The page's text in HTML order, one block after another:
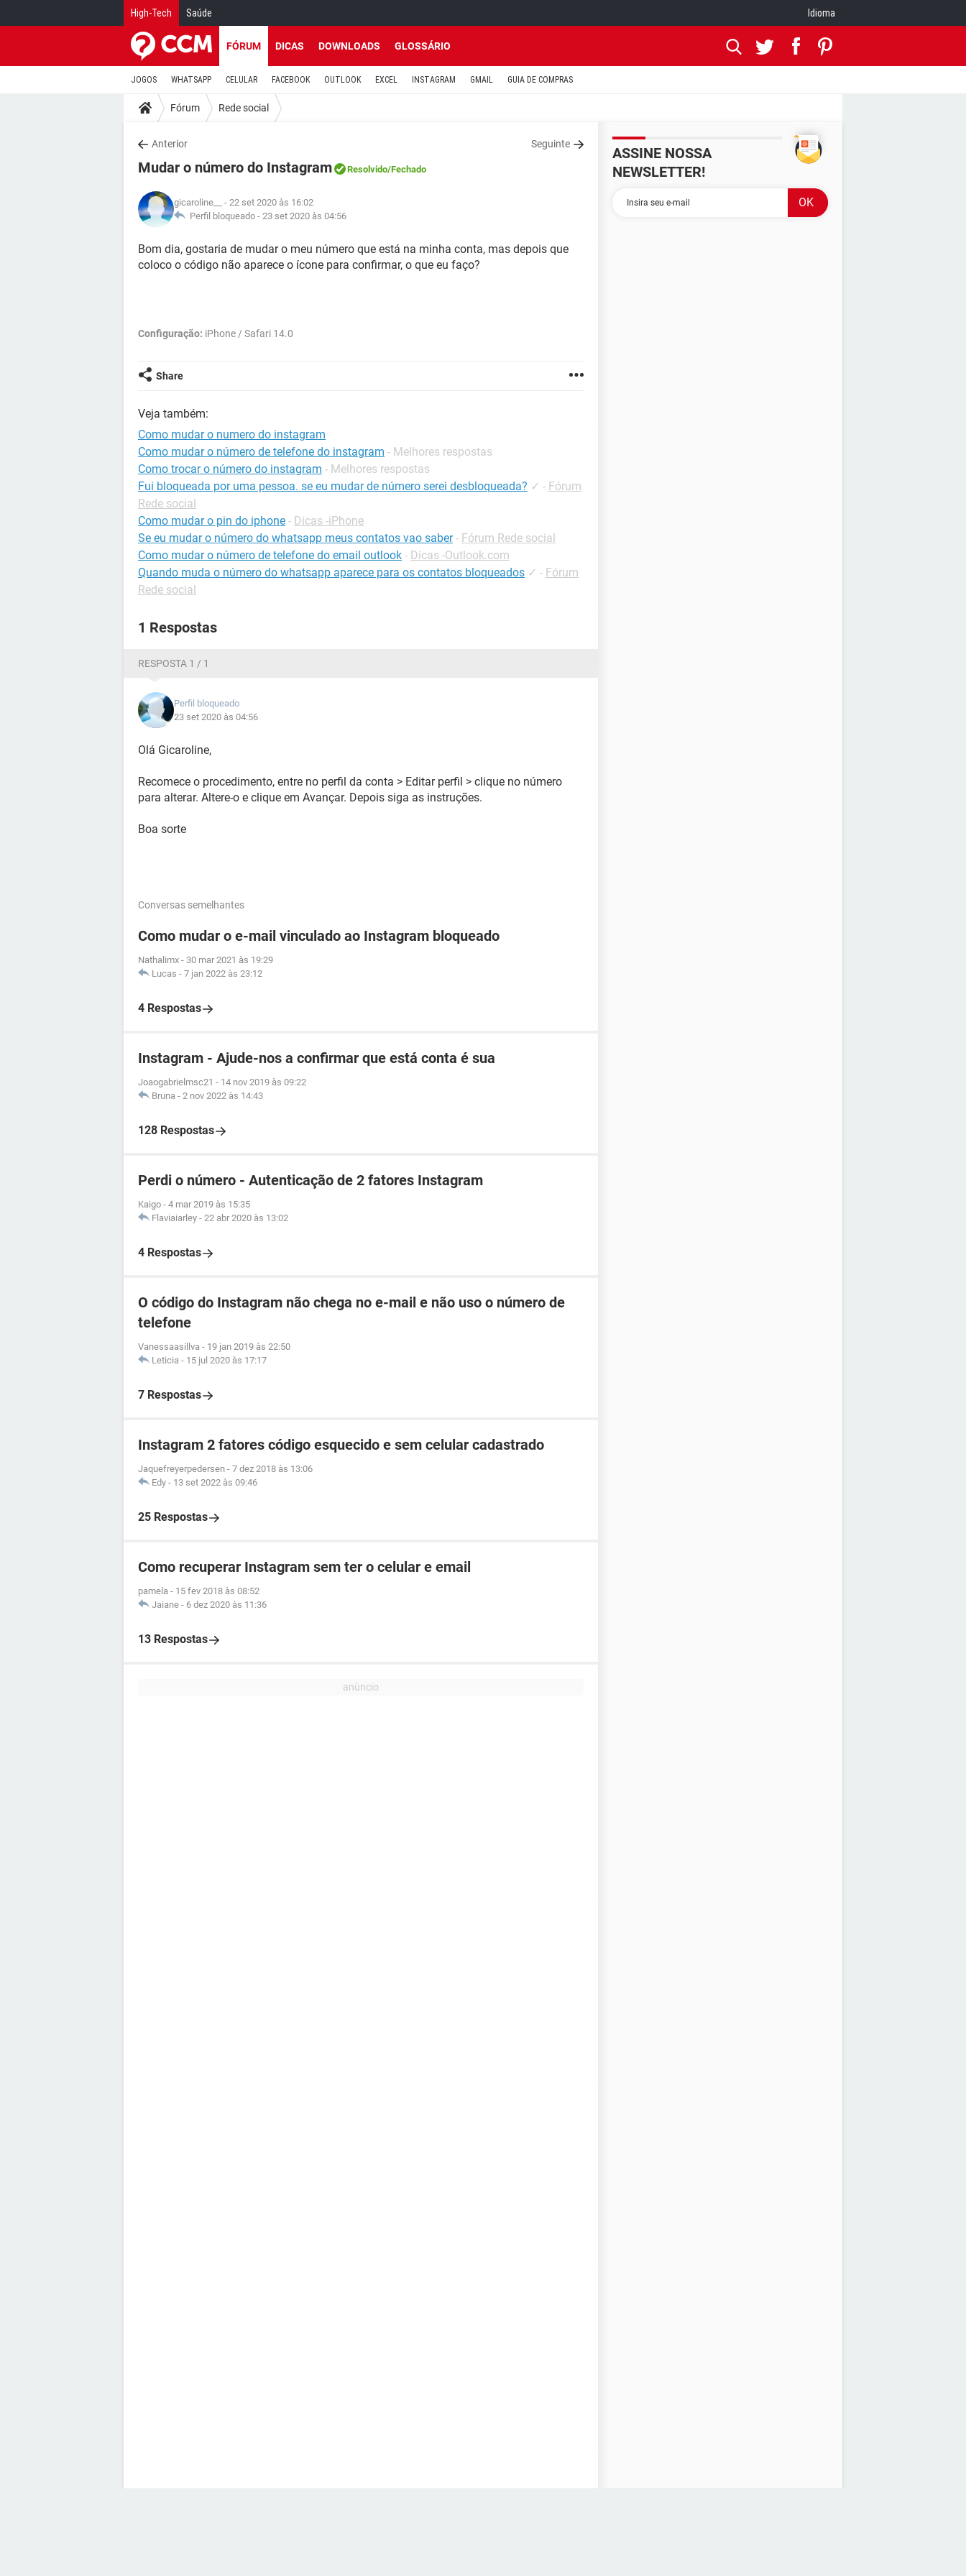
High-Tech Saúde Idioma
FÓRUM DICAS DOWNLOADS GLOSSÁRIO
JOGOS WHATSAPP CELULAR FACEBOOK OUTLOOK EXCEL INSTAGRAM GMAIL GUIA DE COMPRAS
Fórum Rede social
Anterior Seguinte
Mudar o número do Instagram Resolvido/Fechado
gicaroline__
- 22 set 2020 às 16:02
Perfil bloqueado - 23 set 2020 às 04:56
Bom dia, gostaria de mudar o meu número que está na minha conta, mas depois que
coloco o código não aparece o ícone para confirmar, o que eu faço?
Configuração: iPhone / Safari 14.0
Share
Veja também:
Como mudar o numero do instagram
Como mudar o número de telefone do instagram - Melhores respostas
Como trocar o número do instagram - Melhores respostas
Fui bloqueada por uma pessoa. se eu mudar de número serei desbloqueada? ✓ - Fórum
Rede social
Como mudar o pin do iphone - Dicas -iPhone
Se eu mudar o número do whatsapp meus contatos vao saber - Fórum Rede social
Como mudar o número de telefone do email outlook - Dicas -Outlook.com
Quando muda o número do whatsapp aparece para os contatos bloqueados ✓ - Fórum
Rede social
1 Respostas
RESPOSTA 1 / 1
Perfil bloqueado
23 set 2020 às 04:56
Olá Gicaroline,
Recomece o procedimento, entre no perfil da conta > Editar perfil > clique no número
para alterar. Altere-o e clique em Avançar. Depois siga as instruções.
Boa sorte
Conversas semelhantes
Como mudar o e-mail vinculado ao Instagram bloqueado
Nathalimx - 30 mar 2021 às 19:29
Lucas - 7 jan 2022 às 23:12
4 Respostas
Instagram - Ajude-nos a confirmar que está conta é sua
Joaogabrielmsc21 - 14 nov 2019 às 09:22
Bruna - 2 nov 2022 às 14:43
128 Respostas
Perdi o número - Autenticação de 2 fatores Instagram
Kaigo - 4 mar 2019 às 15:35
Flaviaiarley - 22 abr 2020 às 13:02
4 Respostas
O código do Instagram não chega no e-mail e não uso o número de
telefone
Vanessaasillva - 19 jan 2019 às 22:50
Leticia - 15 jul 2020 às 17:17
7 Respostas
Instagram 2 fatores código esquecido e sem celular cadastrado
Jaquefreyerpedersen - 7 dez 2018 às 13:06
Edy - 13 set 2022 às 09:46
25 Respostas
Como recuperar Instagram sem ter o celular e email
pamela - 15 fev 2018 às 08:52
Jaiane - 6 dez 2020 às 11:36
13 Respostas
ASSINE NOSSA
NEWSLETTER!